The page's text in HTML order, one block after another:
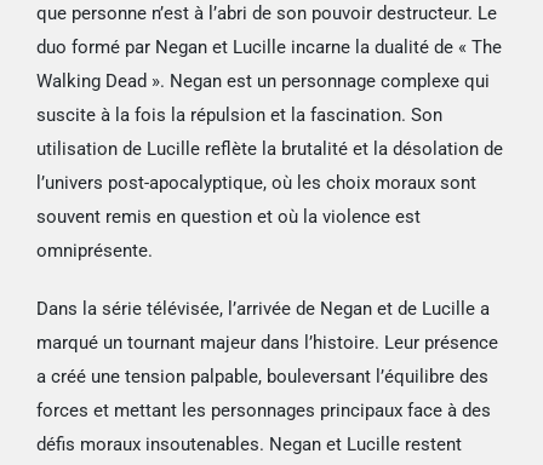
que personne n’est à l’abri de son pouvoir destructeur. Le
duo formé par Negan et Lucille incarne la dualité de « The
Walking Dead ». Negan est un personnage complexe qui
suscite à la fois la répulsion et la fascination. Son
utilisation de Lucille reflète la brutalité et la désolation de
l’univers post-apocalyptique, où les choix moraux sont
souvent remis en question et où la violence est
omniprésente.
Dans la série télévisée, l’arrivée de Negan et de Lucille a
marqué un tournant majeur dans l’histoire. Leur présence
a créé une tension palpable, bouleversant l’équilibre des
forces et mettant les personnages principaux face à des
défis moraux insoutenables. Negan et Lucille restent